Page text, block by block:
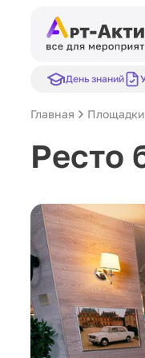
День знаний
Главная
Ресто